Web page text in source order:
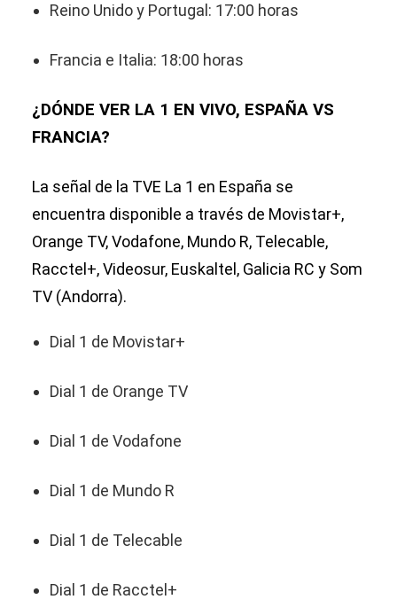
Reino Unido y Portugal: 17:00 horas
Francia e Italia: 18:00 horas
¿DÓNDE VER LA 1 EN VIVO, ESPAÑA VS
FRANCIA?
La señal de la TVE La 1 en España se
encuentra disponible a través de Movistar+,
Orange TV, Vodafone, Mundo R, Telecable,
Racctel+, Videosur, Euskaltel, Galicia RC y Som
TV (Andorra).
Dial 1 de Movistar+
Dial 1 de Orange TV
Dial 1 de Vodafone
Dial 1 de Mundo R
Dial 1 de Telecable
Dial 1 de Racctel+